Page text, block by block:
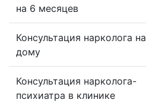
на 6 месяцев
Консультация нарколога на
дому
Консультация нарколога-
психиатра в клинике